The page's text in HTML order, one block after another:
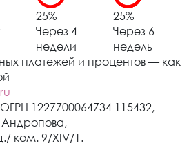
25%
Через 4
недели
25%
Через 6
недель
платежей и процентов — как
1227700064734 115432,
Андропова,
ком. 9/XIV/1.